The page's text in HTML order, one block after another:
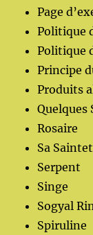
Page
Politique
Politique
Principe
Produits
Quelques
Rosaire
Sa
Serpent
Singe
Sogyal
Spiruline